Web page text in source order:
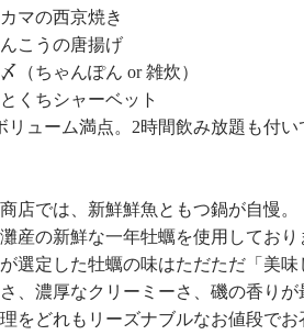
マの西京焼き
んこうの唐揚げ
（ちゃんぽん or 雑炊）
くちシャーベット
リューム満点。2時間飲み放題も付
店では、新鮮鮮魚ともつ鍋が自慢。
産の新鮮な一年牡蠣を使用しており
選定した牡蠣の味はただただ「美味
、濃厚なクリーミーさ、磯の香りが
をどれもリーズナブルなお値段でお